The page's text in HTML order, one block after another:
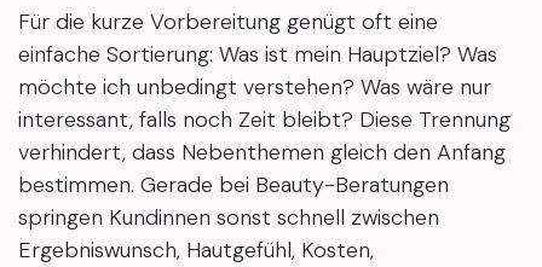
Für die kurze Vorbereitung genügt oft eine
einfache Sortierung: Was ist mein Hauptziel? Was
möchte ich unbedingt verstehen? Was wäre nur
interessant, falls noch Zeit bleibt? Diese Trennung
verhindert, dass Nebenthemen gleich den Anfang
bestimmen. Gerade bei Beauty-Beratungen
springen Kundinnen sonst schnell zwischen
Ergebniswunsch, Hautgefühl, Kosten,